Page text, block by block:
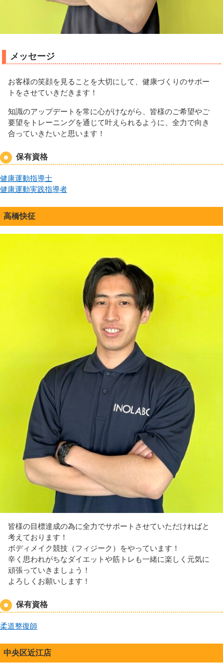
メッセージ
お客様の笑顔を見ることを大切にして、健康づくりのサポー
トをさせていきだきます！
知識のアップデートを常に心がけながら、皆様のご希望やご
要望をトレーニングを通じて叶えられるように、全力で向き
合っていきたいと思います！
保有資格
健康運動指導士
健康運動実践指導者
高橋快征
皆様の目標達成の為に全力でサポートさせていただければと
考えております！
ボディメイク競技（フィジーク）をやっています！
辛く思われがちなダイエットや筋トレも一緒に楽しく元気に
頑張っていきましょう！
よろしくお願いします！
保有資格
柔道整復師
中央区近江店